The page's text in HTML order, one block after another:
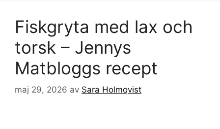
Fiskgryta med lax och
torsk – Jennys
Matbloggs recept
maj 29, 2026 av Sara Holmqvist